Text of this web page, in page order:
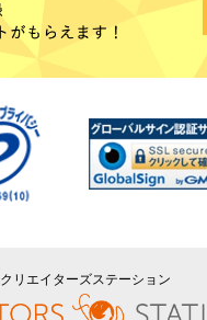
クリエイターズステーション